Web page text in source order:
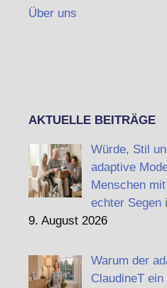
Über uns
AKTUELLE BEITRÄGE
Würde, Stil
adaptive
Menschen
echter Segen
9. August 2026
Warum der
ClaudineT